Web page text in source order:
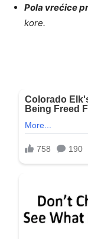
Pola vrećice
kore.